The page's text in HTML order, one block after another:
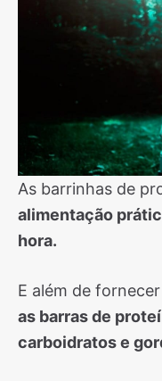
As barrinhas de
alimentação
hora.
E além de
as barras de
carboidratos e